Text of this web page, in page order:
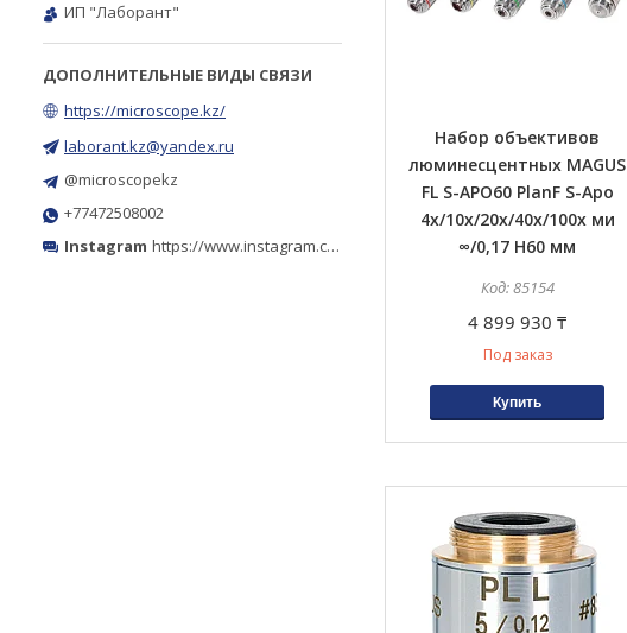
Набор объективов
люминесцентных MAGUS
FL S-APO60 PlanF S-Apo
4х/10х/20х/40х/100х ми
∞/0,17 H60 мм
85154
4 899 930 ₸
Под заказ
Купить
ИП "Лаборант"
https://microscope.kz/
laborant.kz@yandex.ru
@microscopekz
+77472508002
Instagram https://www.instagram.com/microscope.kz/